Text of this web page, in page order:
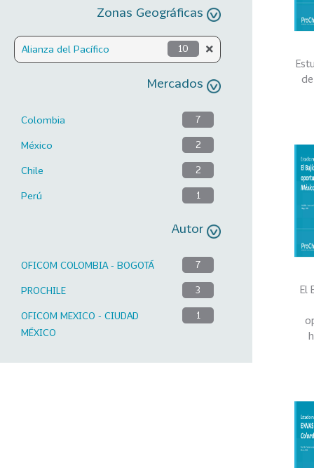
Zonas Geográficas
Alianza del Pacífico 10
Mercados
Colombia 7
México 2
Chile 2
Perú 1
Autor
OFICOM COLOMBIA - BOGOTÁ 7
PROCHILE 3
OFICOM MEXICO - CIUDAD
MÉXICO
1
El